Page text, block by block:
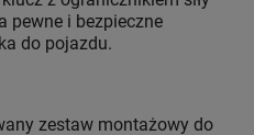
pewne i bezpieczne
do pojazdu.
zestaw montażowy do